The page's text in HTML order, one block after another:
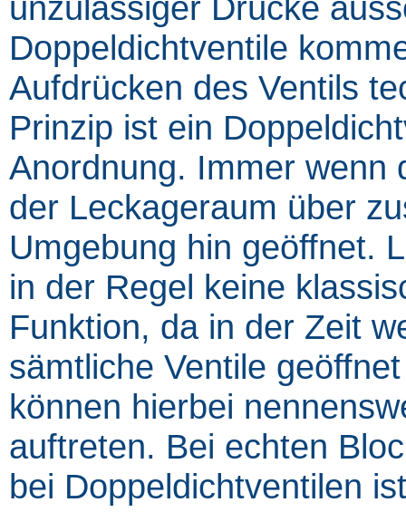
Doppeldichtventile
Aufdrücken des Ventils
Prinzip ist ein
Anordnung. Immer wenn
der Leckageraum über
Umgebung hin geöffnet.
in der Regel keine
Funktion, da in der Zeit
sämtliche Ventile
können hierbei
auftreten. Bei echten
bei Doppeldichtventilen